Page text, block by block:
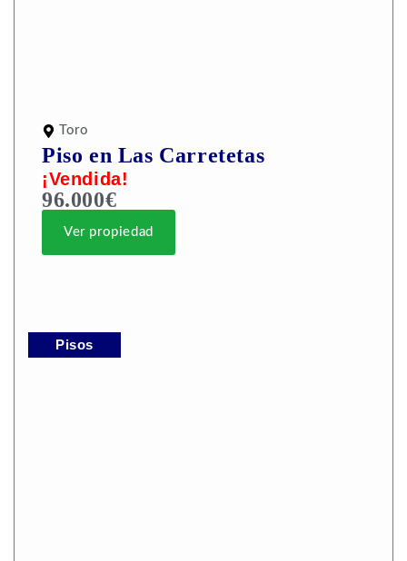
Toro
Piso en Las Carretetas
¡Vendida!
96.000€
Ver propiedad
Pisos